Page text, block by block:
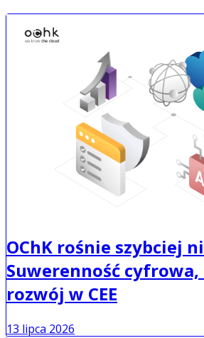
OChK rośnie szybciej
Suwerenność
rozwój w CEE
13 lipca 2026